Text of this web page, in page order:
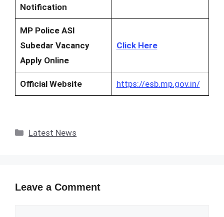
Notification
MP Police ASI
Subedar Vacancy
Apply Online
Click Here
Official Website https://esb.mp.gov.in/
Categories
Latest News
Leave a Comment